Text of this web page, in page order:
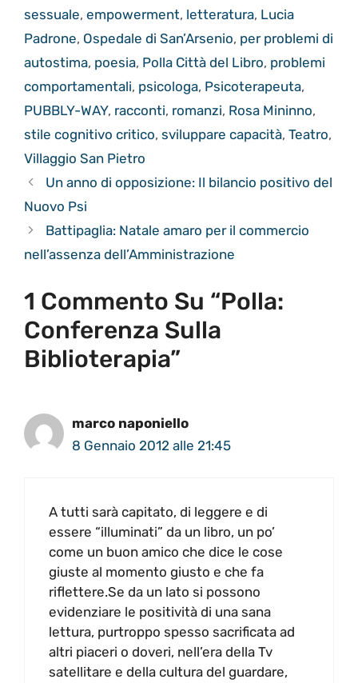
sessuale, empowerment, letteratura, Lucia
Padrone, Ospedale di San’Arsenio, per problemi di
autostima, poesia, Polla Città del Libro, problemi
comportamentali, psicologa, Psicoterapeuta,
PUBBLY-WAY, racconti, romanzi, Rosa Mininno,
stile cognitivo critico, sviluppare capacità, Teatro,
Villaggio San Pietro
Un anno di opposizione: Il bilancio positivo del
Nuovo Psi
Battipaglia: Natale amaro per il commercio
nell’assenza dell’Amministrazione
1 Commento Su “Polla:
Conferenza Sulla
Biblioterapia”
marco naponiello
8 Gennaio 2012 alle 21:45
A tutti sarà capitato, di leggere e di
essere “illuminati” da un libro, un po’
come un buon amico che dice le cose
giuste al momento giusto e che fa
riflettere.Se da un lato si possono
evidenziare le positività di una sana
lettura, purtroppo spesso sacrificata ad
altri piaceri o doveri, nell’era della Tv
satellitare e della cultura del guardare,